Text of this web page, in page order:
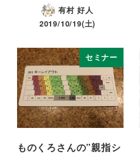
有村 好人
2019/10/19(土)
セミナー
ものくろさんの”親指シ